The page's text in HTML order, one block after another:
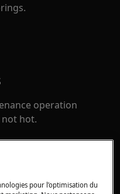
operation
not hot.
pour l’optimisation du